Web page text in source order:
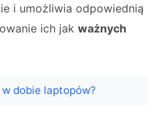
i umożliwia odpowiednią
ich jak ważnych
dobie laptopów?